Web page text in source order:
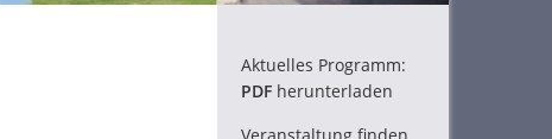
Aktuelles Programm:
PDF herunterladen